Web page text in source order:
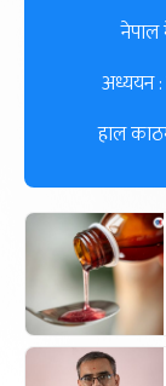
नेपाल
अध्ययन :
हाल